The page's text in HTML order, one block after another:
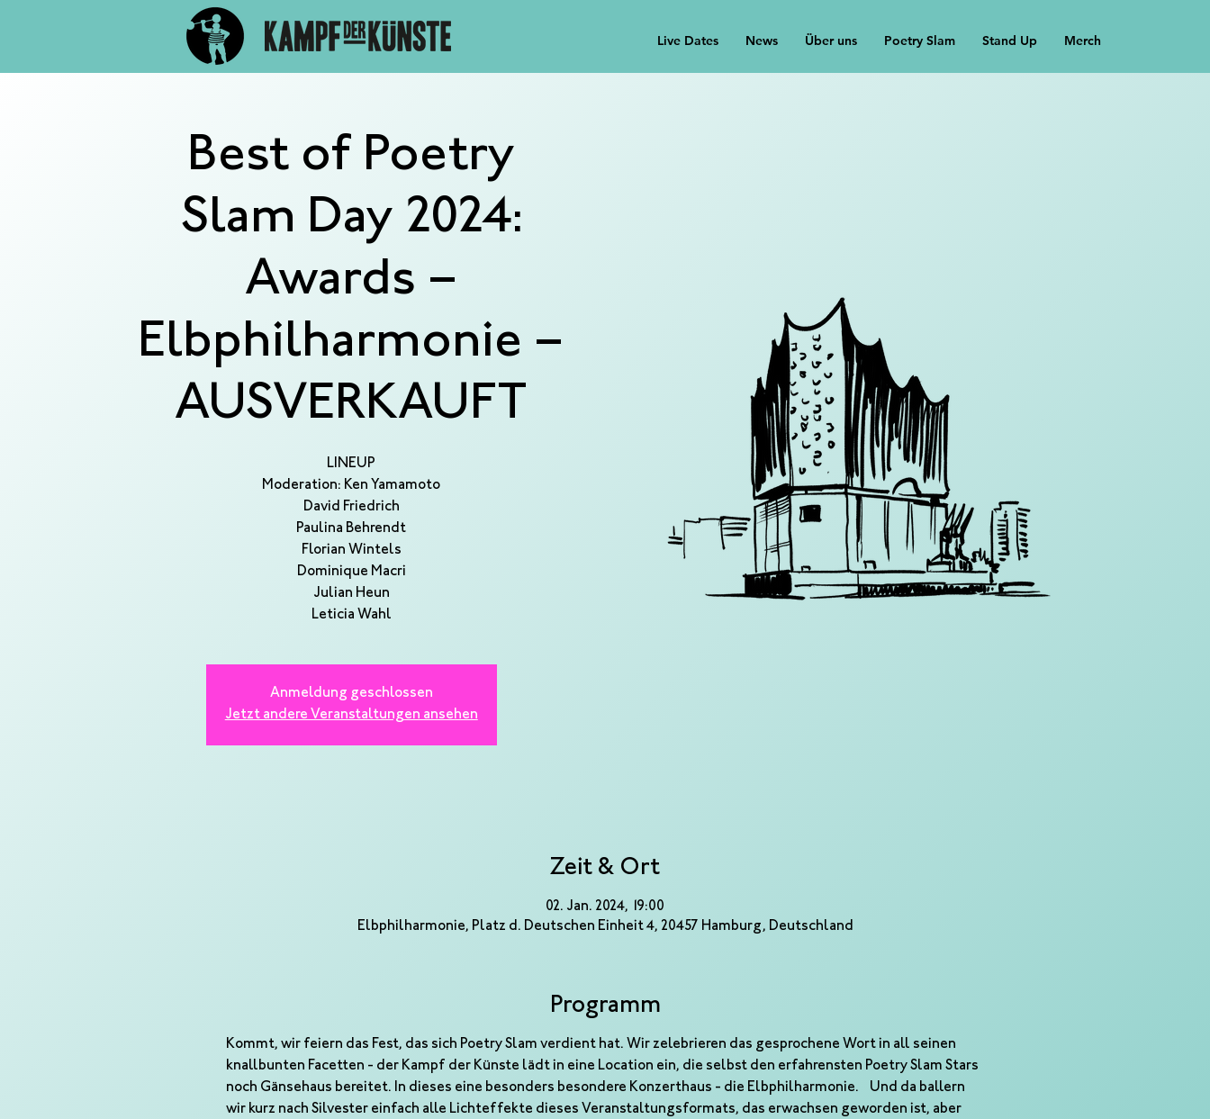
Live Dates News Über uns Poetry Slam Stand Up Merch
Best of Poetry
Slam Day 2024:
Awards –
Elbphilharmonie –
AUSVERKAUFT
LINEUP
Moderation: Ken Yamamoto
David Friedrich
Paulina Behrendt
Florian Wintels
Dominique Macri
Julian Heun
Leticia Wahl
Anmeldung geschlossen
Jetzt andere Veranstaltungen ansehen
Zeit & Ort
02. Jan. 2024, 19:00
Elbphilharmonie, Platz d. Deutschen Einheit 4, 20457 Hamburg, Deutschland
Programm
Kommt, wir feiern das Fest, das sich Poetry Slam verdient hat. Wir zelebrieren das gesprochene Wort in all seinen
knallbunten Facetten - der Kampf der Künste lädt in eine Location ein, die selbst den erfahrensten Poetry Slam Stars
noch Gänsehaus bereitet. In dieses eine besonders besondere Konzerthaus - die Elbphilharmonie.  Und da ballern
wir kurz nach Silvester einfach alle Lichteffekte dieses Veranstaltungsformats, das erwachsen geworden ist, aber